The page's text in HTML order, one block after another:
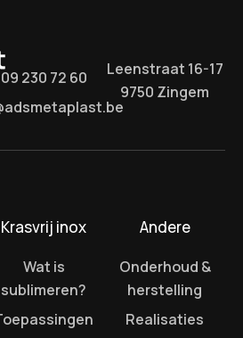
09 230 72 60
Leenstraat 16-17
9750 Zingem
Krasvrij inox
Wat is
sublimeren?
Andere
Onderhoud &
herstelling
Realisaties